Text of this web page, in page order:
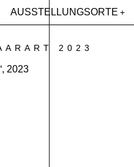
AUSSTELLUNGSORTE
2023